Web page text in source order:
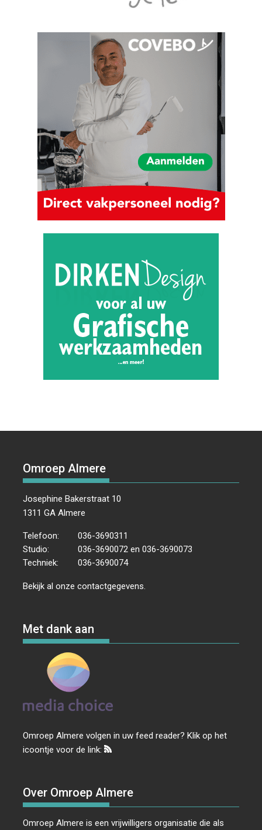
Omroep Almere
Josephine Bakerstraat 10
1311 GA Almere
Telefoon:
036-3690311
Studio:
036-3690072 en 036-3690073
Techniek:
036-3690074
Bekijk al onzecontactgegevens
Met dank aan
Omroep Almere volgen in uw feed reader? Klik op het
icoontje voor de link:
Over Omroep Almere
Omroep Almere is een vrijwilligers organisatie die als